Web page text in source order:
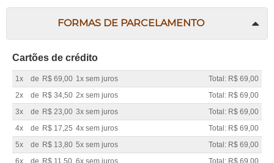
FORMAS DE PARCELAMENTO
Cartões de crédito
1x de R$ 69,00 1x sem juros
Total: R$ 69,00
2x
de R$ 34,50 2x sem juros
Total: R$ 69,00
3x
de R$ 23,00 3x sem juros
Total: R$ 69,00
4x
de R$ 17,25 4x sem juros
Total: R$ 69,00
5x
de R$ 13,80 5x sem juros
Total: R$ 69,00
6x
de R$ 11,50 6x sem juros
Total: R$ 69,00